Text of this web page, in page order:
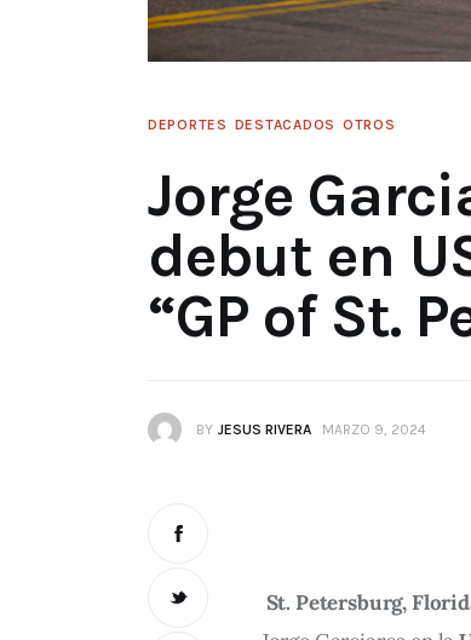
DEPORTES DESTACADOS OTROS
Jorge
debut en
“GP of St.
BY JESUS RIVERA MARZO 9, 2024
St. Petersburg,